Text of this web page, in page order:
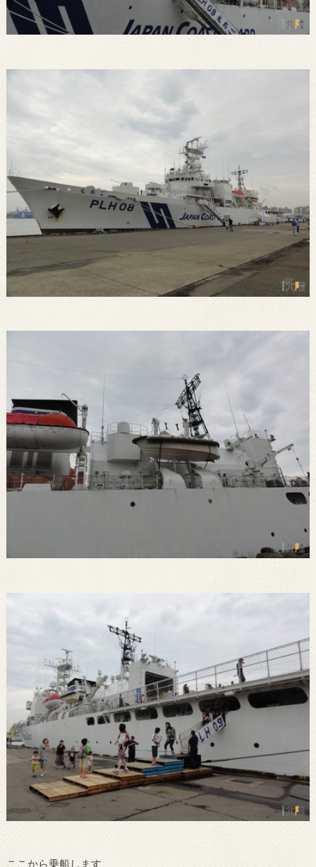
ここから乗船します